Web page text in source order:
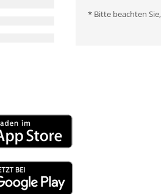
* Bitte beachten